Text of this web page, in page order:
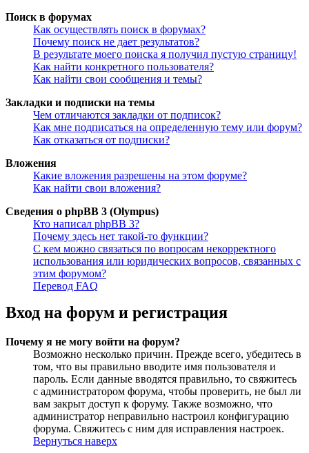
Поиск в форумах
Как осуществлять поиск в форумах?
Почему поиск не дает результатов?
В результате моего поиска я получил пустую страницу!
Как найти конкретного пользователя?
Как найти свои сообщения и темы?
Закладки и подписки на темы
Чем отличаются закладки от подписок?
Как мне подписаться на определенную тему или форум?
Как отказаться от подписки?
Вложения
Какие вложения разрешены на этом форуме?
Как найти свои вложения?
Сведения о phpBB 3 (Olympus)
Кто написал phpBB 3?
Почему здесь нет такой-то функции?
С кем можно связаться по вопросам некорректного
использования или юридических вопросов, связанных с
этим форумом?
Перевод FAQ
Вход на форум и регистрация
Почему я не могу войти на форум?
Возможно несколько причин. Прежде всего, убедитесь в
том, что вы правильно вводите имя пользователя и
пароль. Если данные вводятся правильно, то свяжитесь
с администратором форума, чтобы проверить, не был ли
вам закрыт доступ к форуму. Также возможно, что
администратор неправильно настроил конфигурацию
форума. Свяжитесь с ним для исправления настроек.
Вернуться наверх